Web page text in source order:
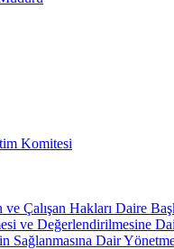
Komitesi
Çalışan Hakları Daire
ve Değerlendirilmesine
Sağlanmasına Dair